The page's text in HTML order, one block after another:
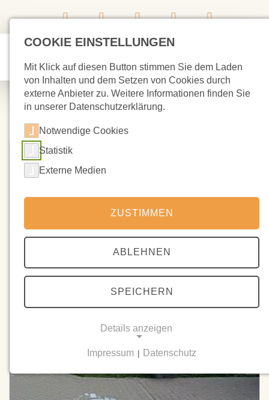
COOKIE EINSTELLUNGEN
Mit Klick auf diesen Button stimmen Sie dem Laden
von Inhalten und dem Setzen von Cookies durch
externe Anbieter zu. Weitere Informationen finden Sie
in unserer Datenschutzerklärung.
Notwendige Cookies
Statistik
Externe Medien
ZUSTIMMEN
ABLEHNEN
SPEICHERN
Details anzeigen
Notwendige Cookies ermöglichen grundlegende
Funktionen und sind für die einwandfreie Funktion
Impressum Datenschutz